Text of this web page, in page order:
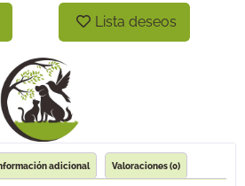
Lista deseos
adicional Valoraciones (0)